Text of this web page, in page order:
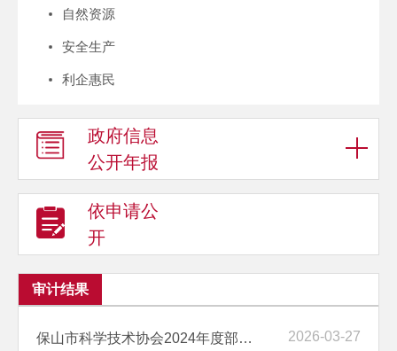
自然资源
安全生产
利企惠民
政府信息
公开年报
依申请公
开
审计结果
保山市科学技术协会2024年度部门预算执行情况以及其他财政收支情况审计... 2026-03-27